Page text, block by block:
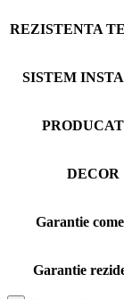
REZISTENTA
SISTEM
DECOR
Garantie
Garantie